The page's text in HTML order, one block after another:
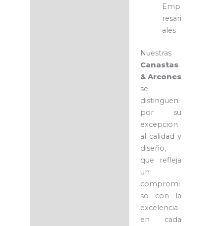
Emp
resari
ales
Nuestras
Canastas
& Arcones
se
distinguen
por su
excepcion
al calidad y
diseño,
que refleja
un
compromi
so con la
excelencia
en cada